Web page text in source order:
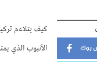
بوك
كيف يتلاءم
الأنبوب الذي